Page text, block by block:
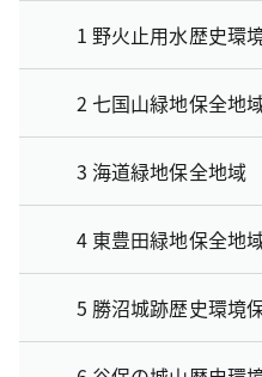
1 野火止用水歴史環
2 七国山緑地保全地
3 海道緑地保全地域
4 東豊田緑地保全地
5 勝沼城跡歴史環境